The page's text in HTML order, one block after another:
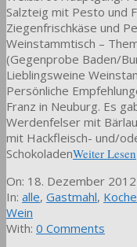
Salzteig mit Pesto und
Ziegenfrischkäse und
Weinstammtisch –
(Gegenprobe Baden/
Lieblingsweine
Persönliche
Franz in Neuburg. Es
Werdenfelser mit
mit Hackfleisch- und/
SchokoladenWeiter Lesen
2012-
12-
18
On: 18. Dezember 2012
In: alle, Gastmahl,
Wein
With: 0 Comments